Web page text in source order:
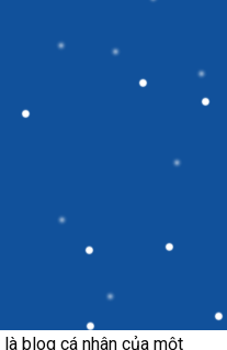
blog cá nhân của một